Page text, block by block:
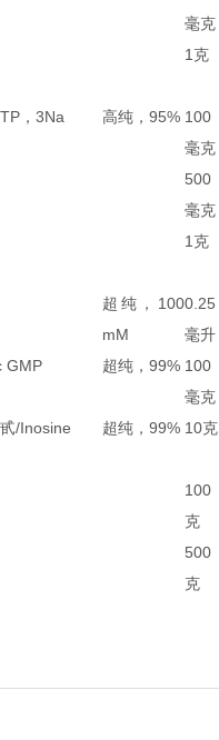
毫克
1克
，3Na 高纯，95% 100
毫克
500
毫克
1克
超纯，100
mM
0.25
毫升
GMP 超纯，99% 100
毫克
/Inosine 超纯，99% 10克
100
克
500
克